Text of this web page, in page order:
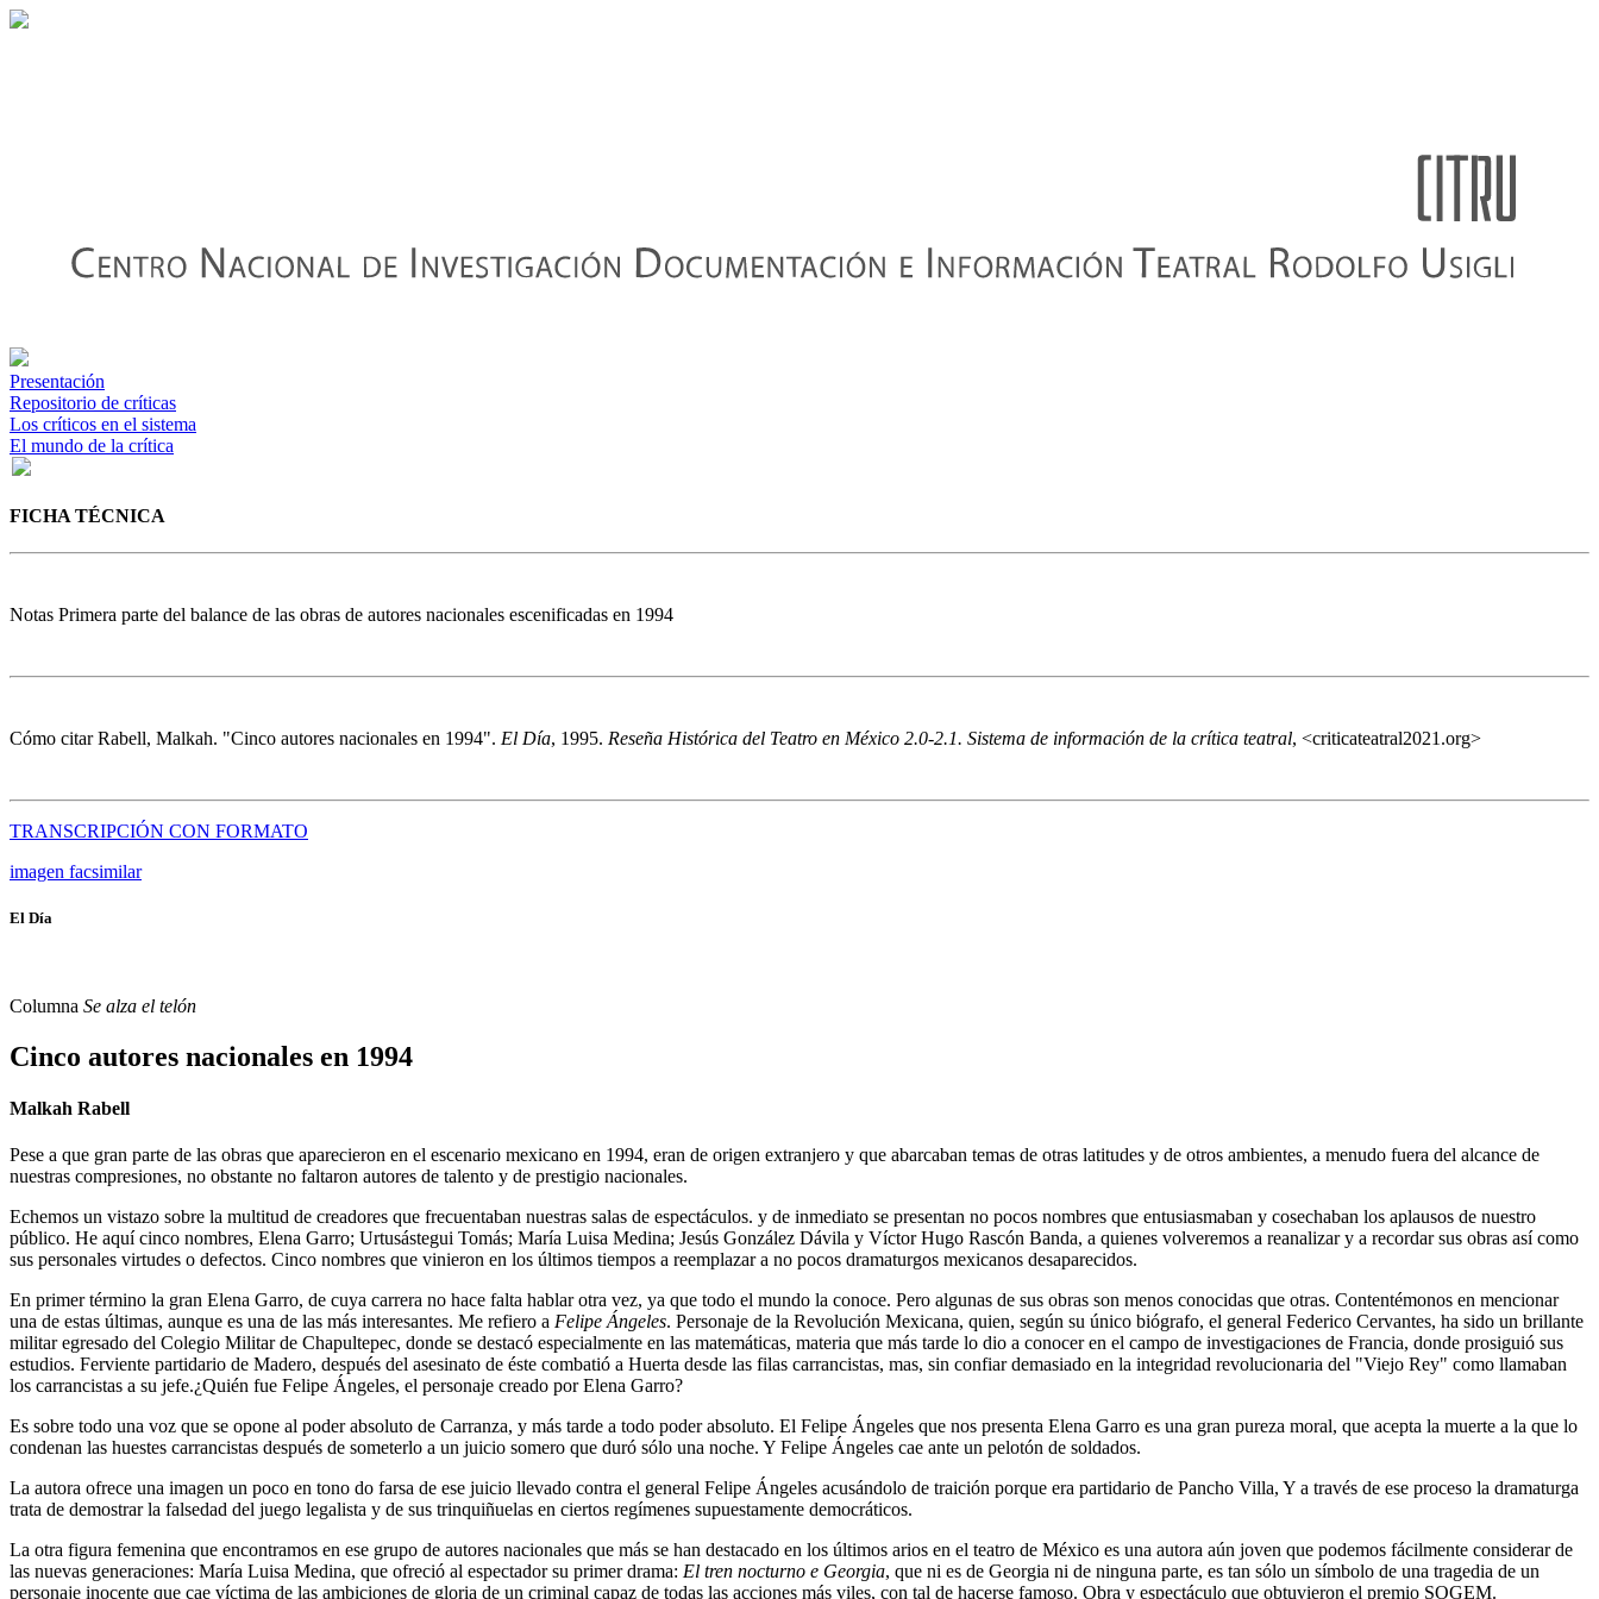
Presentación
Repositorio de críticas
Los críticos en el sistema
El mundo de la crítica
FICHA TÉCNICA
Notas Primera parte del balance de las obras de autores nacionales escenificadas en 1994
Cómo citarRabell, Malkah. "Cinco autores nacionales en 1994". El Día, 1995. Reseña Histórica del Teatro en México 2.0-2.1. Sistema de información de la crítica teatral, <criticateatral2021.org>
TRANSCRIPCIÓN CON FORMATO
imagen facsimilar
El Día
Columna Se alza el telón
Cinco autores nacionales en 1994
Malkah Rabell
Pese a que gran parte de las obras que aparecieron en el escenario mexicano en 1994, eran de origen extranjero y que abarcaban temas de otras latitudes y de otros ambientes, a menudo fuera del alcance de
nuestras compresiones, no obstante no faltaron autores de talento y de prestigio nacionales.
Echemos un vistazo sobre la multitud de creadores que frecuentaban nuestras salas de espectáculos. y de inmediato se presentan no pocos nombres que entusiasmaban y cosechaban los aplausos de nuestro
público. He aquí cinco nombres, Elena Garro; Urtusástegui Tomás; María Luisa Medina; Jesús González Dávila y Víctor Hugo Rascón Banda, a quienes volveremos a reanalizar y a recordar sus obras así como
sus personales virtudes o defectos. Cinco nombres que vinieron en los últimos tiempos a reemplazar a no pocos dramaturgos mexicanos desaparecidos.
En primer término la gran Elena Garro, de cuya carrera no hace falta hablar otra vez, ya que todo el mundo la conoce. Pero algunas de sus obras son menos conocidas que otras. Contentémonos en mencionar
una de estas últimas, aunque es una de las más interesantes. Me refiero a Felipe Ángeles. Personaje de la Revolución Mexicana, quien, según su único biógrafo, el general Federico Cervantes, ha sido un brillante
militar egresado del Colegio Militar de Chapultepec, donde se destacó especialmente en las matemáticas, materia que más tarde lo dio a conocer en el campo de investigaciones de Francia, donde prosiguió sus
estudios. Ferviente partidario de Madero, después del asesinato de éste combatió a Huerta desde las filas carrancistas, mas, sin confiar demasiado en la integridad revolucionaria del "Viejo Rey" como llamaban
los carrancistas a su jefe.¿Quién fue Felipe Ángeles, el personaje creado por Elena Garro?
Es sobre todo una voz que se opone al poder absoluto de Carranza, y más tarde a todo poder absoluto. El Felipe Ángeles que nos presenta Elena Garro es una gran pureza moral, que acepta la muerte a la que lo
condenan las huestes carrancistas después de someterlo a un juicio somero que duró sólo una noche. Y Felipe Ángeles cae ante un pelotón de soldados.
La autora ofrece una imagen un poco en tono do farsa de ese juicio llevado contra el general Felipe Ángeles acusándolo de traición porque era partidario de Pancho Villa, Y a través de ese proceso la dramaturga
trata de demostrar la falsedad del juego legalista y de sus trinquiñuelas en ciertos regímenes supuestamente democráticos.
La otra figura femenina que encontramos en ese grupo de autores nacionales que más se han destacado en los últimos arios en el teatro de México es una autora aún joven que podemos fácilmente considerar de
las nuevas generaciones: María Luisa Medina, que ofreció al espectador su primer drama: El tren nocturno e Georgia, que ni es de Georgia ni de ninguna parte, es tan sólo un símbolo de una tragedia de un
personaje inocente que cae víctima de las ambiciones de gloria de un criminal capaz de todas las acciones más viles, con tal de hacerse famoso. Obra y espectáculo que obtuvieron el premio SOGEM.